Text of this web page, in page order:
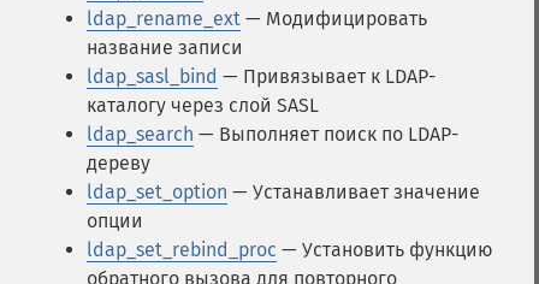
ldap_rename_ext — Модифицировать
название записи
ldap_sasl_bind — Привязывает к LDAP-
каталогу через слой SASL
ldap_search — Выполняет поиск по LDAP-
дереву
ldap_set_option — Устанавливает значение
опции
ldap_set_rebind_proc — Установить функцию
обратного вызова для повторного